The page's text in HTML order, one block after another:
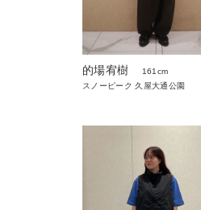
的場宥樹
161cm
スノーピーク 久屋大通公園